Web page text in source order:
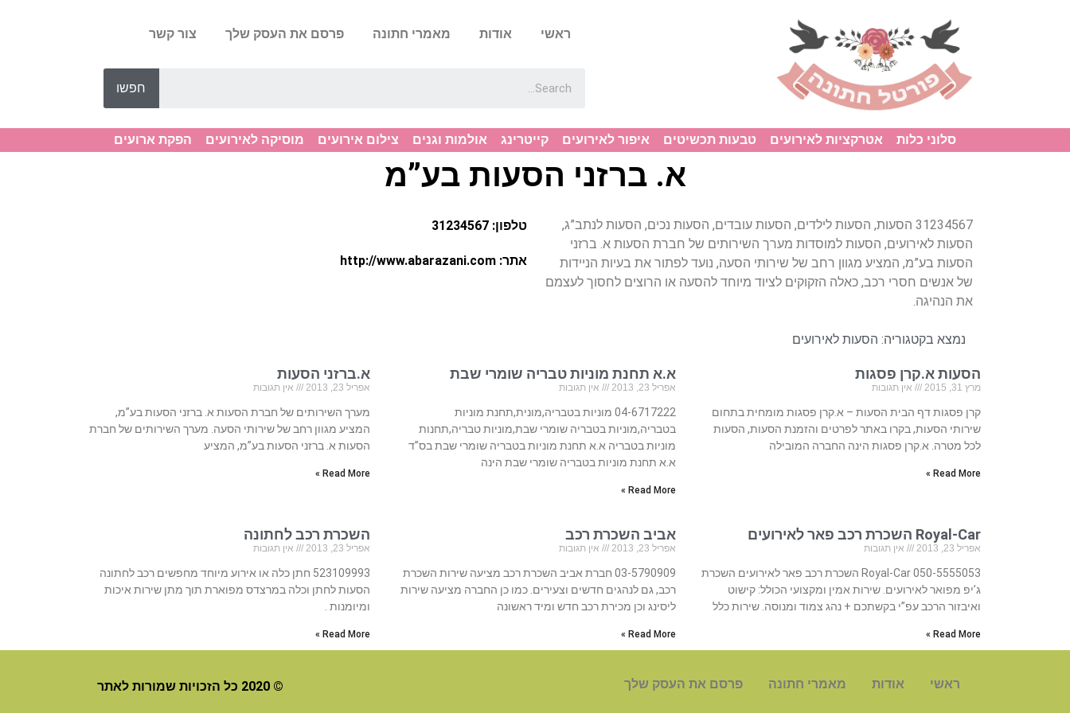
ראשי אודות מאמרי חתונה פרסם את העסק שלך צור קשר
חפשו
סלוני כלות אטרקציות לאירועים טבעות תכשיטים איפור לאירועים קייטרינג אולמות וגנים צילום אירועים מוסיקה לאירועים הפקת ארועים
א. ברזני הסעות בע”מ
31234567 הסעות, הסעות לילדים, הסעות עובדים, הסעות נכים, הסעות לנתב”ג,
הסעות לאירועים, הסעות למוסדות מערך השירותים של חברת הסעות א. ברזני
הסעות בע”מ, המציע מגוון רחב של שירותי הסעה, נועד לפתור את בעיות הניידות
של אנשים חסרי רכב, כאלה הזקוקים לציוד מיוחד להסעה או הרוצים לחסוך לעצמם
את הנהיגה.
טלפון: 31234567
אתר: http://www.abarazani.com
נמצא בקטגוריה: הסעות לאירועים
הסעות א.קרן פסגות
מרץ 31, 2015 אין תגובות
קרן פסגות דף הבית הסעות – א.קרן פסגות מומחית בתחום
שירותי הסעות, בקרו באתר לפרטים והזמנת הסעות, הסעות
לכל מטרה. א.קרן פסגות הינה החברה המובילה
Read More »
א.א תחנת מוניות טבריה שומרי שבת
אפריל 23, 2013 אין תגובות
04-6717222 מוניות בטבריה,מונית,תחנת מוניות
בטבריה,מוניות בטבריה שומרי שבת,מוניות טבריה,תחנות
מוניות בטבריה א.א תחנת מוניות בטבריה שומרי שבת בס”ד
א.א תחנת מוניות בטבריה שומרי שבת הינה
Read More »
א.ברזני הסעות
אפריל 23, 2013 אין תגובות
מערך השירותים של חברת הסעות א. ברזני הסעות בע”מ,
המציע מגוון רחב של שירותי הסעה. מערך השירותים של חברת
הסעות א. ברזני הסעות בע”מ, המציע
Read More »
Royal-Car השכרת רכב פאר לאירועים
אפריל 23, 2013 אין תגובות
050-5555053 Royal-Car השכרת רכב פאר לאירועים השכרת
ג’יפ מפואר לאירועים. שירות אמין ומקצועי הכולל: קישוט
ואיבזור הרכב עפ”י בקשתכם + נהג צמוד ומנוסה. שירות כלל
Read More »
אביב השכרת רכב
אפריל 23, 2013 אין תגובות
03-5790909 חברת אביב השכרת רכב מציעה שירות השכרת
רכב, גם לנהגים חדשים וצעירים. כמו כן החברה מציעה שירות
ליסינג וכן מכירת רכב חדש ומיד ראשונה
Read More »
השכרת רכב לחתונה
אפריל 23, 2013 אין תגובות
523109993 חתן כלה או אירוע מיוחד מחפשים רכב לחתונה
הסעות לחתן וכלה במרצדס מפוארת תוך מתן שירות איכות
ומיומנות .
Read More »
ראשי אודות מאמרי חתונה פרסם את העסק שלך © 2020 כל הזכויות שמורות לאתר